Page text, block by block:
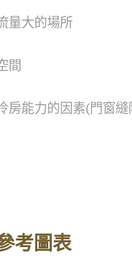
量大的場所
間
房能力的因素(門窗
考圖表